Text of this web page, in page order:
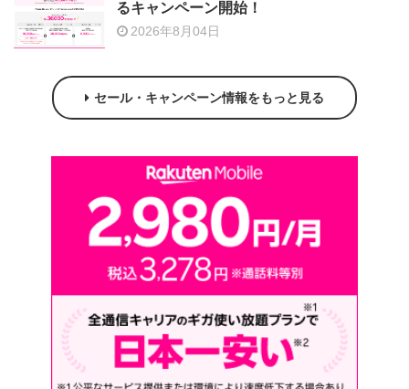
るキャンペーン開始！
2026年8月04日
セール・キャンペーン情報をもっと見る